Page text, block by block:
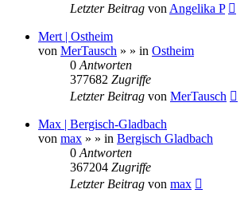
Letzter Beitrag von Angelika P
Mert | Ostheim
von MerTausch » » in Ostheim
0 Antworten
377682 Zugriffe
Letzter Beitrag von MerTausch
Max | Bergisch-Gladbach
von max » » in Bergisch Gladbach
0 Antworten
367204 Zugriffe
Letzter Beitrag von max